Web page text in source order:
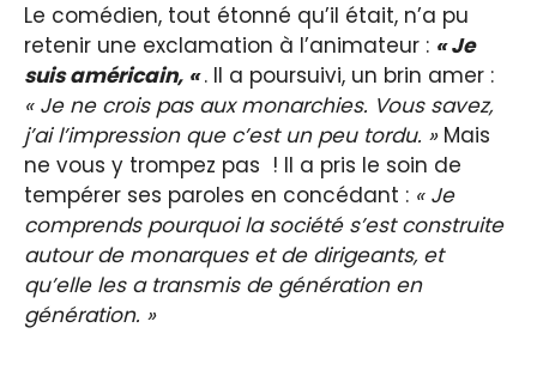
Le comédien, tout étonné qu’il était, n’a pu
retenir une exclamation à l’animateur : « Je
suis américain, «. Il a poursuivi, un brin amer :
« Je ne crois pas aux monarchies. Vous savez,
j’ai l’impression que c’est un peu tordu. »Mais
ne vous y trompez pas ! Il a pris le soin de
tempérer ses paroles en concédant : « Je
comprends pourquoi la société s’est construite
autour de monarques et de dirigeants, et
qu’elle les a transmis de génération en
génération. »